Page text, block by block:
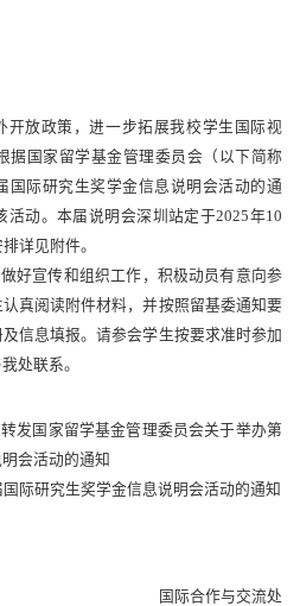
放政策，进一步拓展我校学生国际视
据国家留学基金管理委员会（以下简称
国际研究生奖学金信息说明会活动的通
动。本届说明会深圳站定于2025年10
详见附件。
好宣传和组织工作，积极动员有意向参
真阅读附件材料，并按照留基委通知要
信息填报。请参会学生按要求准时参加
处联系。
发国家留学基金管理委员会关于举办第
会活动的通知
研究生奖学金信息说明会活动的通知
国际合作与交流处